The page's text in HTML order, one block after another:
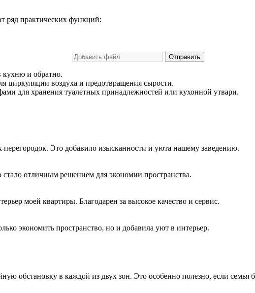
ряд практических функций:
Отправить
кухню и обратно.
циркуляции воздуха и предотвращения сырости.
для хранения туалетных принадлежностей или кухонной утвари.
Это добавило изысканности и уюта нашему заведению.
отличным решением для экономии пространства.
моей квартиры. Благодарен за высокое качество и сервис.
экономить пространство, но и добавила уют в интерьер.
обстановку в каждой из двух зон. Это особенно полезно, если семья